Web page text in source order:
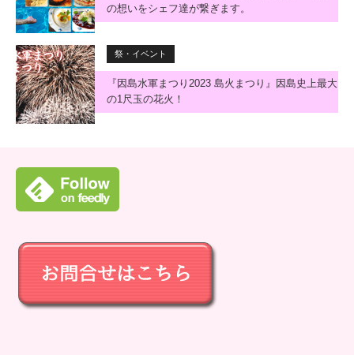
の想いをシェフ達が繋ぎます。
祭・イベント
『因島水軍まつり2023 島火まつり』因島史上最大
の1尺玉の花火！